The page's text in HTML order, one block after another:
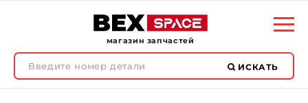
магазин запчастей
ИСКАТЬ